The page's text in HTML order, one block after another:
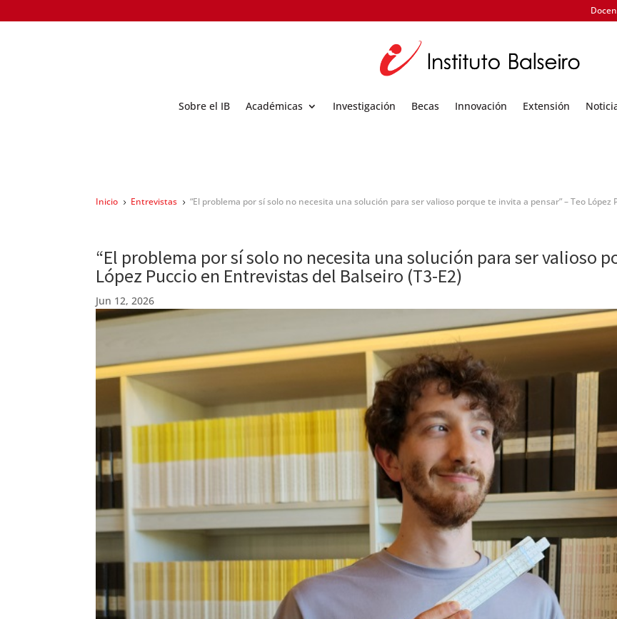
Sobre el IB Académicas Investigación Becas Innovación Extensión
Inicio 5 Entrevistas 5 “El problema por sí solo no necesita una solución para ser valioso porque te invita a pensar” – Teo López
“El problema por sí solo no necesita una solución para ser valioso
López Puccio en Entrevistas del Balseiro (T3-E2)
Jun 12, 2026